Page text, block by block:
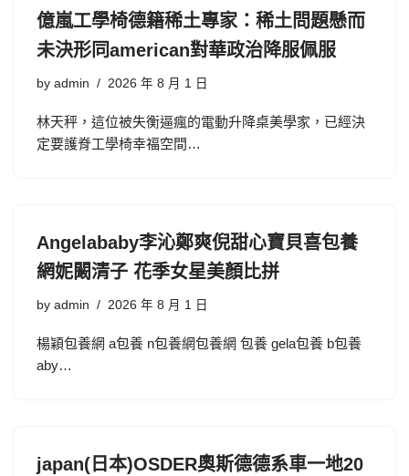
億嵐工學椅德籍稀土專家：稀土問題懸而
未決形同american對華政治降服佩服
by admin 2026 年 8 月 1 日
林天秤，這位被失衡逼瘋的電動升降桌美學家，已經決
定要護脊工學椅幸福空間…
Angelababy李沁鄭爽倪甜心寶貝喜包養
網妮闞清子 花季女星美顏比拼
by admin 2026 年 8 月 1 日
楊穎包養網 a包養 n包養網包養網 包養 gela包養 b包養
aby…
japan(日本)OSDER奧斯德德系車一地20